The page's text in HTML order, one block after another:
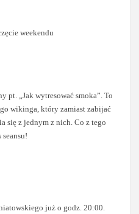
weekendu
pt. „Jak wytresować smoka”. To
wikinga, który zamiast zabijać
się z jednym z nich. Co z tego
już o godz. 20:00.